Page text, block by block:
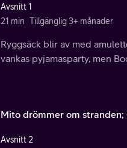
Avsnitt 1
21 min Tillgänglig 3+ månader
Ryggsäck blir av med
vankas pyjamasparty, men
Mito drömmer om stranden;
Avsnitt 2